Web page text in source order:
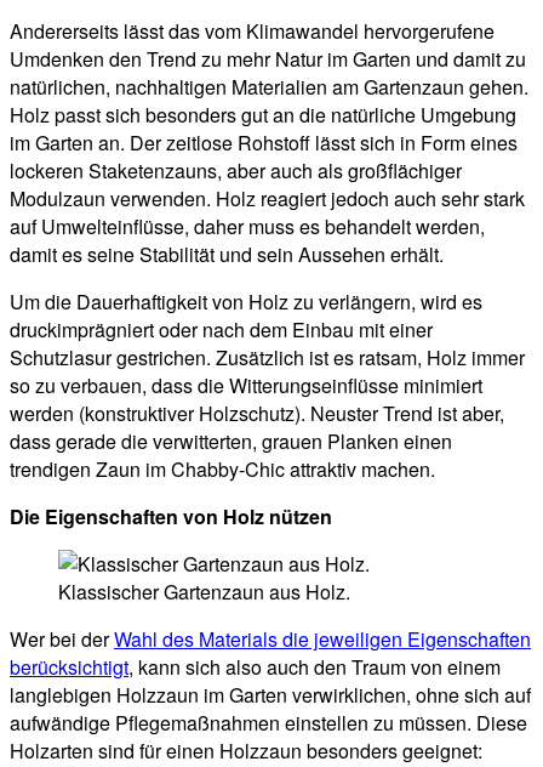
Andererseits lässt das vom Klimawandel hervorgerufene
Umdenken den Trend zu mehr Natur im Garten und damit zu
natürlichen, nachhaltigen Materialien am Gartenzaun gehen.
Holz passt sich besonders gut an die natürliche Umgebung
im Garten an. Der zeitlose Rohstoff lässt sich in Form eines
lockeren Staketenzauns, aber auch als großflächiger
Modulzaun verwenden. Holz reagiert jedoch auch sehr stark
auf Umwelteinflüsse, daher muss es behandelt werden,
damit es seine Stabilität und sein Aussehen erhält.
Um die Dauerhaftigkeit von Holz zu verlängern, wird es
druckimprägniert oder nach dem Einbau mit einer
Schutzlasur gestrichen. Zusätzlich ist es ratsam, Holz immer
so zu verbauen, dass die Witterungseinflüsse minimiert
werden (konstruktiver Holzschutz). Neuster Trend ist aber,
dass gerade die verwitterten, grauen Planken einen
trendigen Zaun im Chabby-Chic attraktiv machen.
Die Eigenschaften von Holz nützen
Klassischer Gartenzaun aus Holz.
Wer bei derWahl des Materials die jeweiligen Eigenschaften
berücksichtigt, kann sich also auch den Traum von einem
langlebigen Holzzaun im Garten verwirklichen, ohne sich auf
aufwändige Pflegemaßnahmen einstellen zu müssen. Diese
Holzarten sind für einen Holzzaun besonders geeignet: